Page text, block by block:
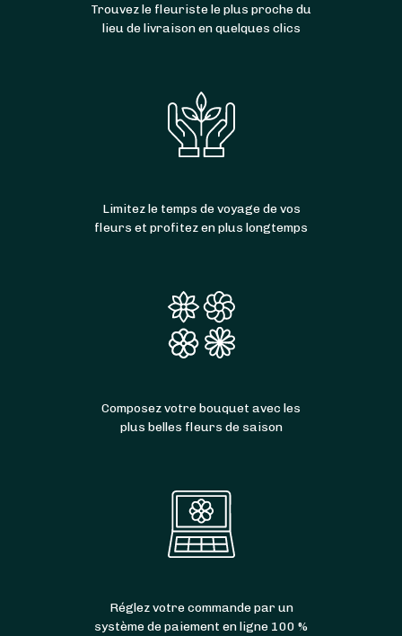
Trouvez le fleuriste le plus proche du
lieu de livraison en quelques clics
Limitez le temps de voyage de vos
fleurs et profitez en plus longtemps
Composez votre bouquet avec les
plus belles fleurs de saison
Réglez votre commande par un
système de paiement en ligne 100 %